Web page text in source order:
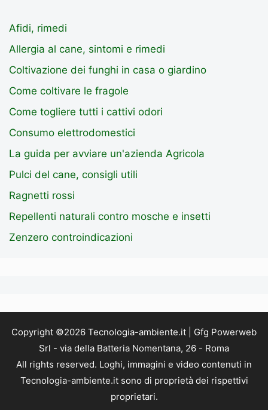
Afidi, rimedi
Allergia al cane, sintomi e rimedi
Coltivazione dei funghi in casa o giardino
Come coltivare le fragole
Come togliere tutti i cattivi odori
Consumo elettrodomestici
La guida per avviare un'azienda Agricola
Pulci del cane, consigli utili
Ragnetti rossi
Repellenti naturali contro mosche e insetti
Zenzero controindicazioni
Copyright ©2026 Tecnologia-ambiente.it | Gfg Powerweb
Srl - via della Batteria Nomentana, 26 - Roma
All rights reserved. Loghi, immagini e video contenuti in
Tecnologia-ambiente.it sono di proprietà dei rispettivi
proprietari.